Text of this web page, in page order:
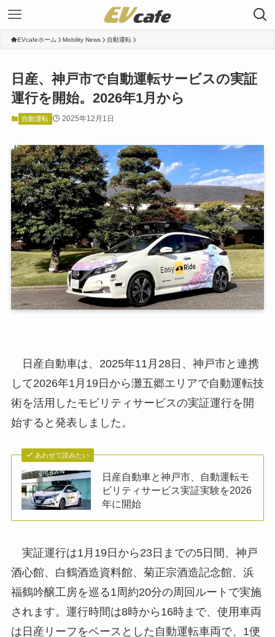
EVcafeホーム Mobility News 自動運転
日産、神戸市で自動運転サービスの実証
運行を開始。2026年1月から
自動運転 2025年12月1日
日産自動車は、2025年11月28日、神戸市と連携
して2026年1月19日から灘五郷エリアで自動運転技
術を活用したモビリティサービスの実証運行を開
始すると発表しました。
あわせて読みたい
日産自動車と神戸市、自動運転モ
ビリティサービス実証実験を2026
年に開始
実証運行は1月19日から23日までの5日間、神戸
酒心館、白鶴酒造資料館、菊正宗酒造記念館、浜
福鶴吟醸工房を巡る1周約20分の周回ルートで実施
されます。運行時間は8時から16時まで、使用車両
は日産リーフをベースとした自動運転車両で、1便